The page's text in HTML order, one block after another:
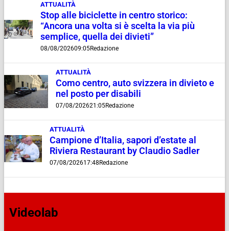
ATTUALITÀ
Stop alle biciclette in centro storico:
“Ancora una volta si è scelta la via più
semplice, quella dei divieti”
08/08/202609:05Redazione
ATTUALITÀ
Como centro, auto svizzera in divieto e
nel posto per disabili
07/08/202621:05Redazione
ATTUALITÀ
Campione d’Italia, sapori d’estate al
Riviera Restaurant by Claudio Sadler
07/08/202617:48 Redazione
Videolab